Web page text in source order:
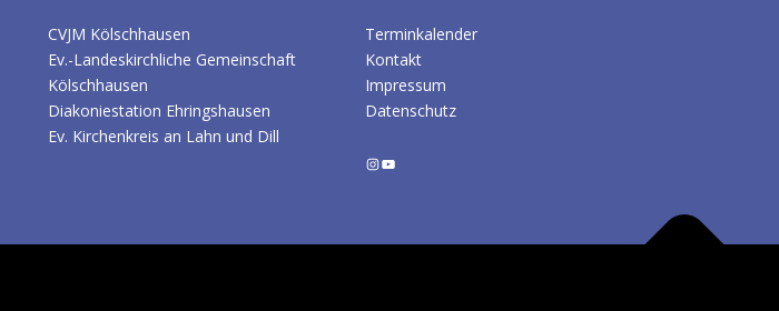
CVJM Kölschhausen
Ev.-Landeskirchliche Gemeinschaft
Kölschhausen
Diakoniestation Ehringshausen
Ev. Kirchenkreis an Lahn und Dill
Terminkalender
Kontakt
Impressum
Datenschutz
InstagramYouTube